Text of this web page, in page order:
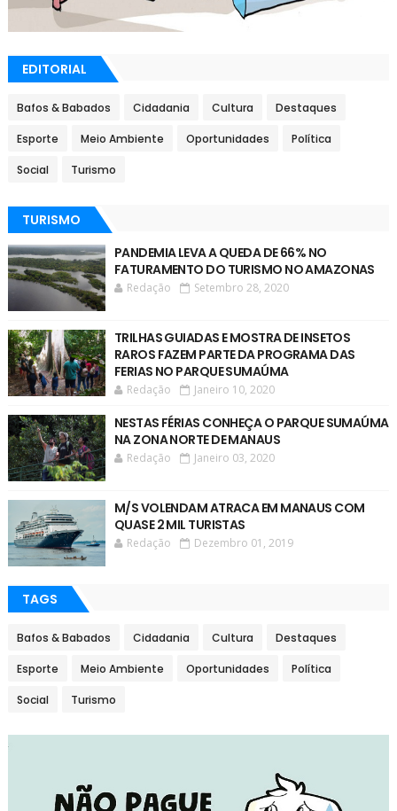
EDITORIAL
Bafos & Babados Cidadania Cultura Destaques
Esporte Meio Ambiente Oportunidades Política
Social Turismo
TURISMO
PANDEMIA LEVA A QUEDA DE 66% NO
FATURAMENTO DO TURISMO NO AMAZONAS
Redação Setembro 28, 2020
TRILHAS GUIADAS E MOSTRA DE INSETOS
RAROS FAZEM PARTE DA PROGRAMA DAS
FERIAS NO PARQUE SUMAÚMA
Redação Janeiro 10, 2020
NESTAS FÉRIAS CONHEÇA O PARQUE SUMAÚMA
NA ZONA NORTE DE MANAUS
Redação Janeiro 03, 2020
M/S VOLENDAM ATRACA EM MANAUS COM
QUASE 2 MIL TURISTAS
Redação Dezembro 01, 2019
TAGS
Bafos & Babados Cidadania Cultura Destaques
Esporte Meio Ambiente Oportunidades Política
Social Turismo